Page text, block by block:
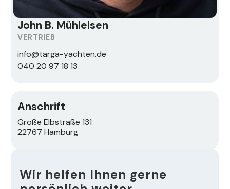
Wir helfen Ihnen gerne
John B. Mühleisen
VERTRIEB
info@targa-yachten.de
040 20 97 18 13
Anschrift
Große Elbstraße 131
22767 Hamburg